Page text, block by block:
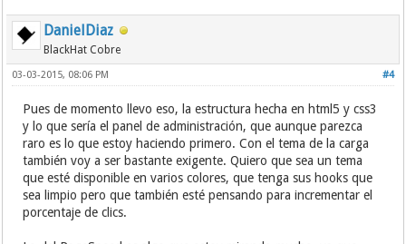
DanielDiaz
BlackHat Cobre
#4
03-03-2015, 08:06 PM
Pues de momento llevo eso, la estructura hecha en html5 y css3
y lo que sería el panel de administración, que aunque parezca
raro es lo que estoy haciendo primero. Con el tema de la carga
también voy a ser bastante exigente. Quiero que sea un tema
que esté disponible en varios colores, que tenga sus hooks que
sea limpio pero que también esté pensando para incrementar el
porcentaje de clics.